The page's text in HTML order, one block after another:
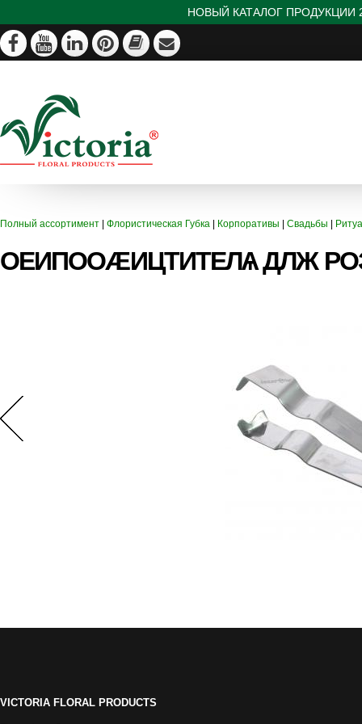
НОВЫЙ КАТАЛОГ ПРОДУКЦИИ
Полный ассортимент Флористическая Губка Корпоративы Свадьбы
ОЕИПООÆИЦТИТЕЛѦ ДЛЖ
VICTORIA FLORAL PRODUCTS